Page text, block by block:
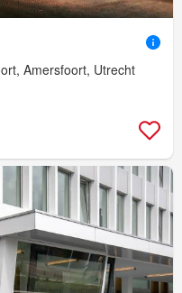
Amersfoort, Utrecht